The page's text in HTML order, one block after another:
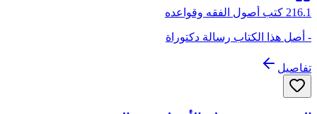
216.1 كتب أصول الفقه وقواعده
- أصل هذا الكتاب رسالة دكتوراة
تفاصيل